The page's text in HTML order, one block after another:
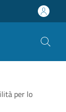
per lo